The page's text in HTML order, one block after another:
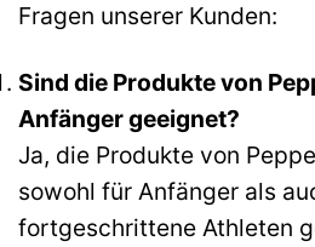
Fragen unserer Kunden:
Sind die Produkte von
Anfänger geeignet?
Ja, die Produkte von
sowohl für Anfänger als
fortgeschrittene Athleten